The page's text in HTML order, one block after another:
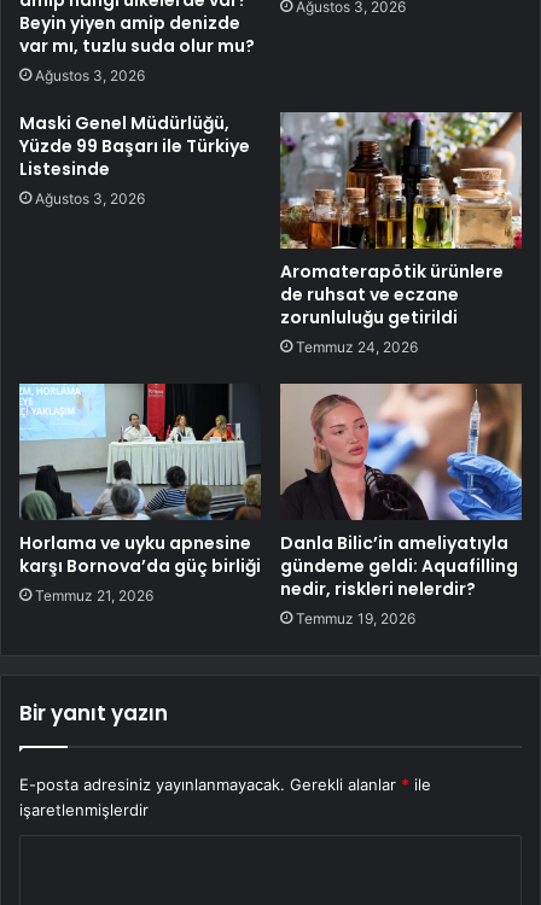
Beyin yiyen amip denizde
var mı, tuzlu suda olur mu?
Ağustos 3, 2026
Ağustos 3, 2026
Maski Genel Müdürlüğü,
Yüzde 99 Başarı ile Türkiye
Listesinde
Ağustos 3, 2026
Aromaterapötik ürünlere
de ruhsat ve eczane
zorunluluğu getirildi
Temmuz 24, 2026
Horlama ve uyku apnesine
karşı Bornova’da güç birliği
Temmuz 21, 2026
Danla Bilic’in ameliyatıyla
gündeme geldi: Aquafilling
nedir, riskleri nelerdir?
Temmuz 19, 2026
Bir yanıt yazın
E-posta adresiniz yayınlanmayacak. Gerekli alanlar * ile
işaretlenmişlerdir